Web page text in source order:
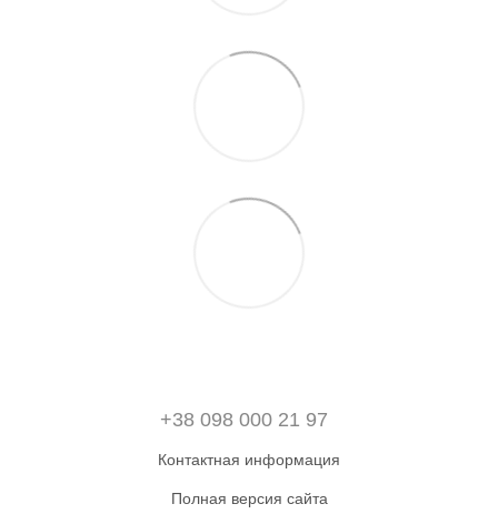
+38 098 000 21 97
Контактная информация
Полная версия сайта